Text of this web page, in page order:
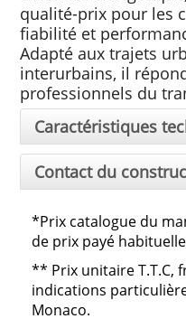
qualité-prix pour les
fiabilité et
Adapté aux trajets
interurbains, il
professionnels du
Caractéristiques
Contact du
*Prix catalogue du
de prix payé
** Prix unitaire T.T.C,
indications
Monaco.